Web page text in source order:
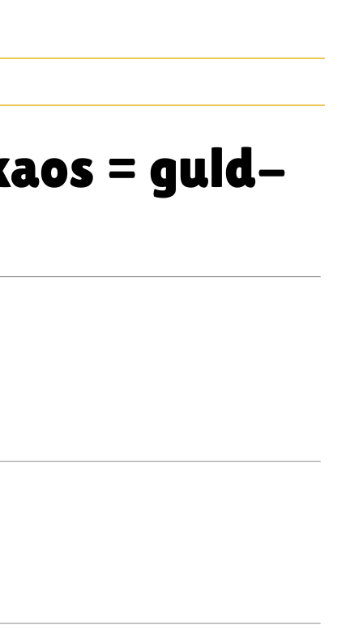
= guld-